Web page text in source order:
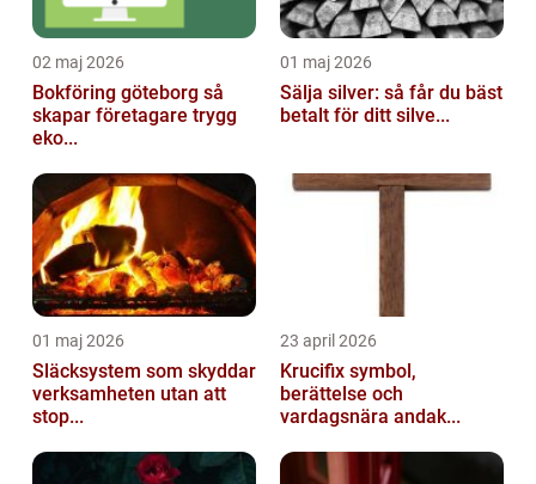
02 maj 2026
Bokföring göteborg så
skapar företagare trygg
eko...
01 maj 2026
Sälja silver: så får du bäst
betalt för ditt silve...
01 maj 2026
Släcksystem som skyddar
verksamheten utan att
stop...
23 april 2026
Krucifix symbol,
berättelse och
vardagsnära andak...